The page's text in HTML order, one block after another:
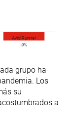
grupo ha
Los
su
a